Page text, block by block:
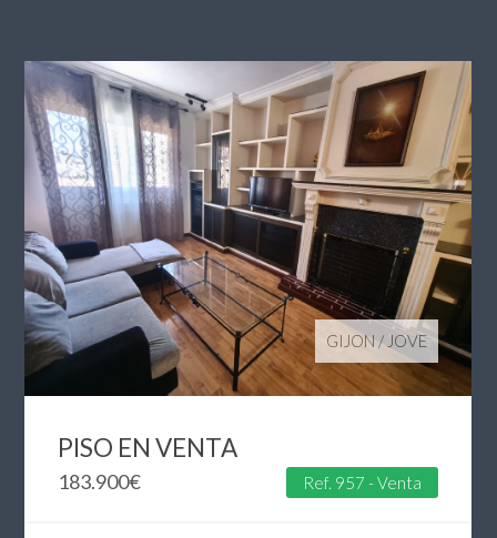
GIJON/ JOVE
PISO EN VENTA
183.900€ Ref. 957 - Venta